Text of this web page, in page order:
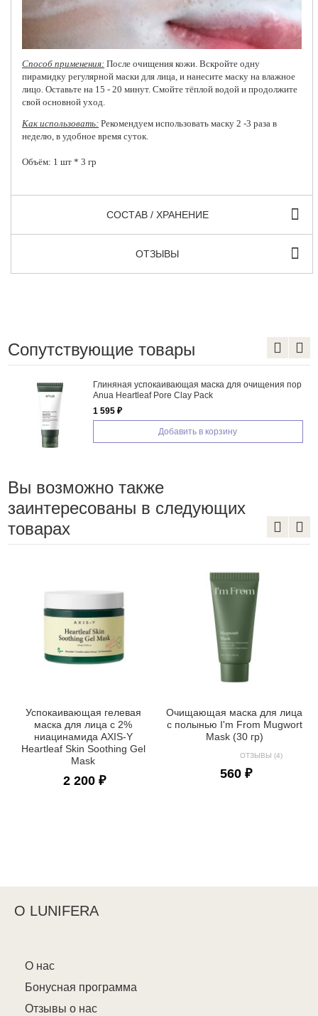
Способ применения: После очищения кожи. Вскройте одну
пирамидку регулярной маски для лица, и нанесите маску на влажное
лицо. Оставьте на 15 - 20 минут. Смойте тёплой водой и продолжите
свой основной уход.
Как использовать: Рекомендуем использовать маску 2 -3 раза в
неделю, в удобное время суток.
Объём: 1 шт * 3 гр
СОСТАВ / ХРАНЕНИЕ
ОТЗЫВЫ
Сопутствующие товары
Ночная маска-плёнка для лица против отеков
ПДРН и кофеином Medicube PDRN Pink
2 200 ₽
Добавить в корзину
Вы возможно также
заинтересованы в следующих
товарах
Успокаивающая гелевая
маска для лица с 2%
ниацинамида AXIS-Y
Heartleaf Skin Soothing Gel
Mask
2 200 ₽
Очищающая маска для лица
с полынью I'm From Mugwort
Mask (30 гр)
ОТЗЫВЫ (4)
560 ₽
О LUNIFERA
О нас
Бонусная программа
Отзывы о нас